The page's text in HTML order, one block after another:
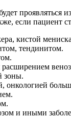
проявляться
если пациент
кистой
тендинитом.
зоны.
онкологией
и иными